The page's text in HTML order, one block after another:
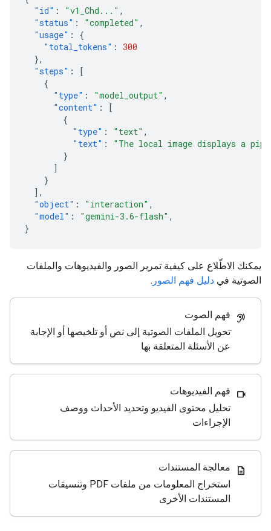
"id" : "v1_Chd..." ,
"status" : "completed" ,
"usage" :
{
"total_tokens" : 300
},
"steps" :
[
{
"type" : "model_output" ,
"content" :
[
{
"type" : "text" ,
"text" :
"The local image displays a
}
]
}
],
"object" : "interaction" ,
"model" : "gemini-3.6-flash" ,
}
يمكنك الاطّلاع على كيفية تمرير الصور والفيديوهات والملفات
الصوتية في دليل فهم الصور .
hearing
فهم الصوت
تحويل الملفات الصوتية إلى نص أو تلخيصها أو الإجابة
عن الأسئلة المتعلقة بها
videocam
فهم الفيديوهات
تحليل محتوى الفيديو وتحديد الأحداث ووصف
الإجراءات
description
معالجة المستندات
استخراج المعلومات من ملفات PDF وتنسيقات
المستندات الأخرى